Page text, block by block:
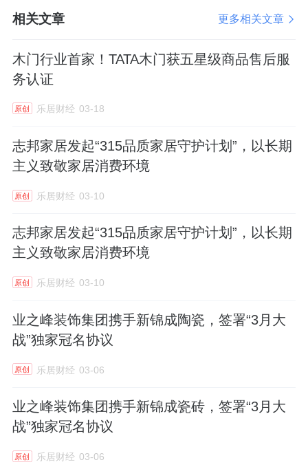
相关文章 更多相关文章
木门行业首家！TATA木门获五星级商品售后服
务认证
原创 乐居财经 03-18
志邦家居发起“315品质家居守护计划”，以长期
主义致敬家居消费环境
原创 乐居财经 03-10
志邦家居发起“315品质家居守护计划”，以长期
主义致敬家居消费环境
原创 乐居财经 03-10
业之峰装饰集团携手新锦成陶瓷，签署“3月大
战”独家冠名协议
原创 乐居财经 03-06
业之峰装饰集团携手新锦成瓷砖，签署“3月大
战”独家冠名协议
原创 乐居财经 03-06